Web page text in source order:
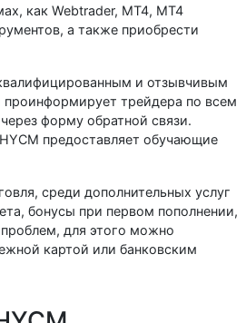
как Webtrader, МТ4, MT4
а также приобрести
и отзывчивым
трейдера по всем
форму обратной связи.
предоставляет обучающие
среди дополнительных услуг
бонусы при первом пополнении,
для этого можно
картой или банковским